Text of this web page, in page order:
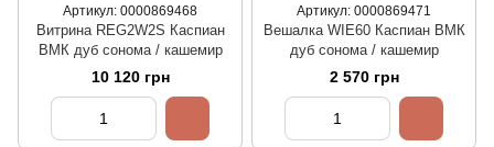
Артикул: 0000869468
Витрина REG2W2S Каспиан
ВМК дуб сонома / кашемир
10 120 грн
Артикул: 0000869471
Вешалка WIE60 Каспиан ВМК
дуб сонома / кашемир
2 570 грн